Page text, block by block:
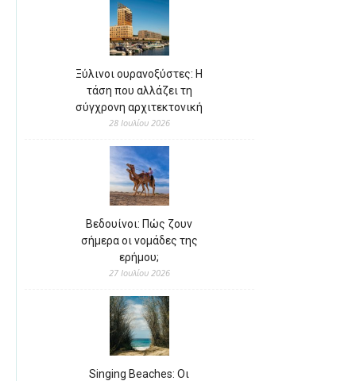
Ξύλινοι ουρανοξύστες: Η
τάση που αλλάζει τη
σύγχρονη αρχιτεκτονική
28 Ιουλίου 2026
Βεδουίνοι: Πώς ζουν
σήμερα οι νομάδες της
ερήμου;
27 Ιουλίου 2026
Singing Beaches: Οι